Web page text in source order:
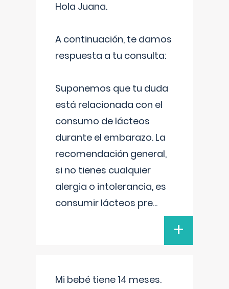
Hola Juana.
A continuación, te damos
respuesta a tu consulta:
Suponemos que tu duda
está relacionada con el
consumo de lácteos
durante el embarazo. La
recomendación general,
si no tienes cualquier
alergia o intolerancia, es
consumir lácteos pre...
+
Mi bebé tiene 14 meses.